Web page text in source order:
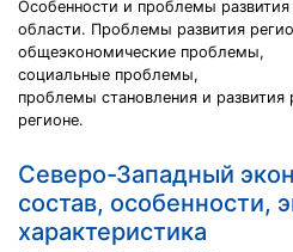
Особенности и проблемы развития
области. Проблемы развития
общеэкономические проблемы,
социальные проблемы,
проблемы становления и развития
регионе.
Северо-Западный
состав, особенности,
характеристика